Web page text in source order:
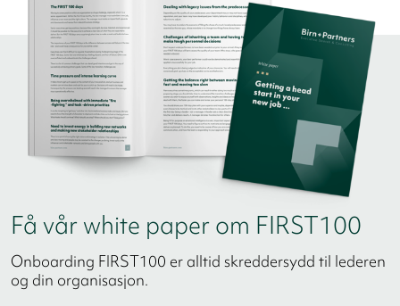
Få vår white paper om FIRST100
Onboarding FIRST100 er alltid skreddersydd til lederen
og din organisasjon.